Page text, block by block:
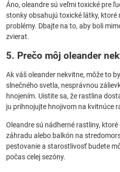
Áno, oleandre sú veľmi toxické pre
stonky obsahujú toxické látky,
problémy. Dbajte na to, aby boli
zvierat.
5. Prečo môj oleander
Ak váš oleander nekvitne, môže to
slnečného svetla, nesprávnou
hnojením. Uistite sa, že rastlina
ju prihnojujte hnojivom na kvitnúce
Oleandre sú nádherné rastliny,
záhradu alebo balkón na
pestovanie a starostlivosť budete
počas celej sezóny.